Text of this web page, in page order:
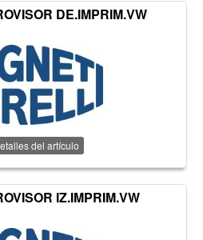
DE.IMPRIM.VW
del artículo
IZ.IMPRIM.VW